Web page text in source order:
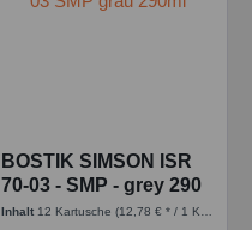
BOSTIK SIMSON ISR
70-03 - SMP - grey 290
ml Kartusche
Inhalt 12 Kartusche(12,78 € * / 1 Kartusche)